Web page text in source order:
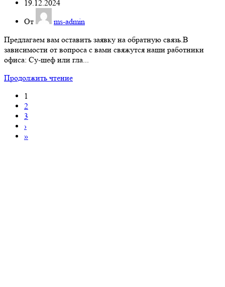
19.12.2024
От
ms-admin
Предлагаем вам оставить заявку на обратную связь.В
зависимости от вопроса с вами свяжутся наши работники
офиса: Су-шеф или гла...
Продолжить чтение
1
2
3
›
»